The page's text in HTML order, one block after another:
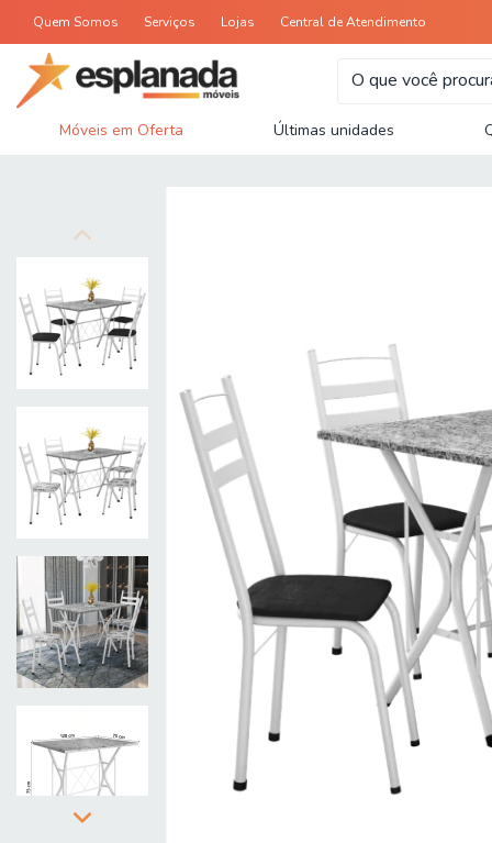
Quem Somos Serviços Lojas Central de Atendimento
Móveis em Oferta Últimas unidades